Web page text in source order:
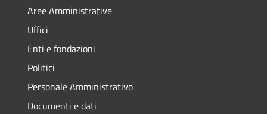
Aree Amministrative
Uffici
Enti e fondazioni
Politici
Personale Amministrativo
Documenti e dati